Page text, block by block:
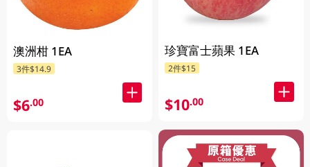
澳洲柑 1EA
3件$14.9
$6.00
珍寶富士蘋果 1EA
2件$15
$10.00